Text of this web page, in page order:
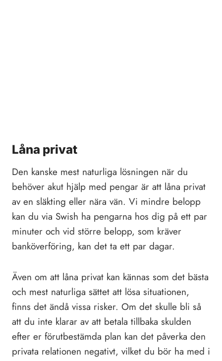
Låna privat
Den kanske mest naturliga lösningen när du
behöver akut hjälp med pengar är att låna privat
av en släkting eller nära vän. Vi mindre belopp
kan du via Swish ha pengarna hos dig på ett par
minuter och vid större belopp, som kräver
banköverföring, kan det ta ett par dagar.
Även om att låna privat kan kännas som det bästa
och mest naturliga sättet att lösa situationen,
finns det ändå vissa risker. Om det skulle bli så
att du inte klarar av att betala tillbaka skulden
efter er förutbestämda plan kan det påverka den
privata relationen negativt, vilket du bör ha med i